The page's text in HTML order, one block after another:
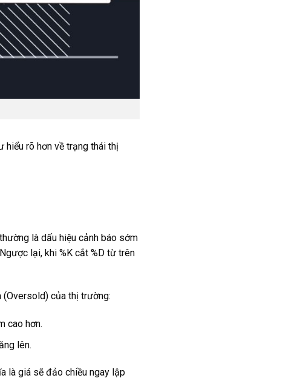
hiểu rõ hơn về trạng thái thị
là dấu hiệu cảnh báo sớm
lại, khi %K cắt %D từ trên
(Oversold) của thị trường:
cao hơn.
lên.
là giá sẽ đảo chiều ngay lập